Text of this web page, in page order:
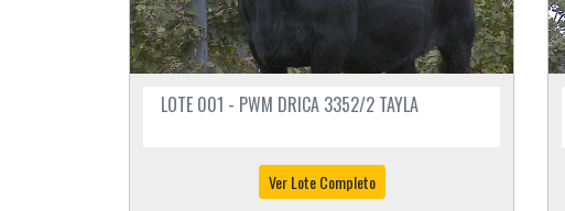
LOTE 001 - PWM DRICA 3352/2 TAYLA
Ver Lote Completo